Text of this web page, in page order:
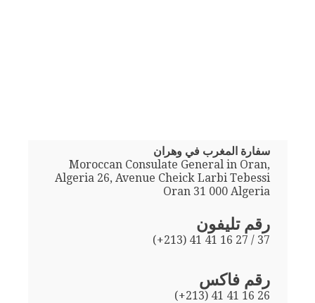
سفارة المغرب في وهران
Moroccan Consulate General in Oran,
Algeria 26, Avenue Cheick Larbi Tebessi
Oran 31 000 Algeria
رقم تليفون
(+213) 41 41 16 27 / 37
رقم فاكس
(+213) 41 41 16 26